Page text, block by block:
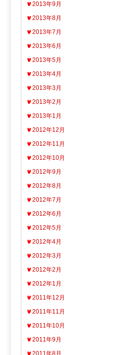
2013年9月
2013年8月
2013年7月
2013年6月
2013年5月
2013年4月
2013年3月
2013年2月
2013年1月
2012年12月
2012年11月
2012年10月
2012年9月
2012年8月
2012年7月
2012年6月
2012年5月
2012年4月
2012年3月
2012年2月
2012年1月
2011年12月
2011年11月
2011年10月
2011年9月
2011年8月